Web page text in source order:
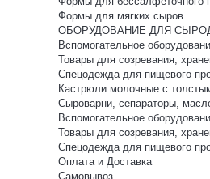
Формы для мягких сыров
ОБОРУДОВАНИЕ ДЛЯ
Вспомогательное
Товары для созревания,
Спецодежда для пищевого
Кастрюли молочные с
Сыроварни, сепараторы,
Вспомогательное
Товары для созревания,
Спецодежда для пищевого
Оплата и Доставка
Самовывоз